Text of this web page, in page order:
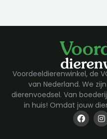
Voordeeldierenwinkel, de
van Nederland. We
dierenvoedsel. Van
in huis! Omdat jouw
F
a
c
I
n
s